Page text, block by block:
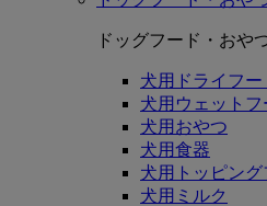
ドッグフード・おや
犬用ドライフー
犬用ウェット
犬用おやつ
犬用食器
犬用トッピング
犬用ミルク